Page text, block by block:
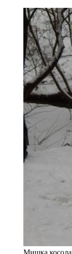
Мишка